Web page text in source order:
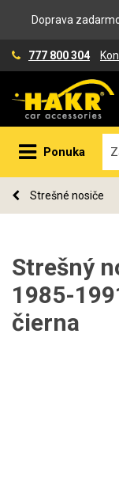
Doprava
777 800 304
Ponuka
Strešné nosiče
Strešný
1985-
čierna